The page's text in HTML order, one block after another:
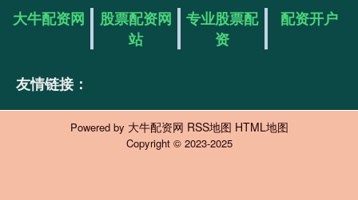
大牛配资网
股票配资网
站
专业股票配
资
配资开户
友情链接：
Powered by 大牛配资网 RSS地图 HTML地图
Copyright © 2023-2025